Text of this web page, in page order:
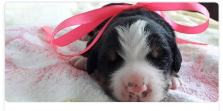
Стильный дизайн и качественная сборка делают его идеальным
выбором для активных райдеров.